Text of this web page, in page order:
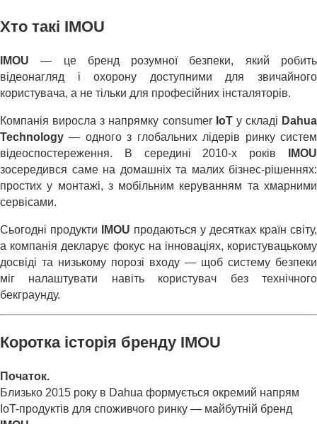
Хто такі IMOU
IMOU — це бренд розумної безпеки, який робить
відеонагляд і охорону доступними для звичайного
користувача, а не тільки для професійних інсталяторів.
Компанія виросла з напрямку consumer IoTу складі Dahua
Technology — одного з глобальних лідерів ринку систем
відеоспостереження. В середині 2010-х років
IMOU
зосередився саме на домашніх та малих бізнес-рішеннях:
простих у монтажі, з мобільним керуванням та хмарними
сервісами.
Сьогодні продукти IMOU продаються у десятках країн світу,
а компанія декларує фокус на інноваціях, користувацькому
досвіді та низькому порозі входу — щоб систему безпеки
міг налаштувати навіть користувач без технічного
бекграунду.
Коротка історія бренду IMOU
Початок.
Близько 2015 року в Dahua формується окремий напрям
IoT-продуктів для споживчого ринку — майбутній бренд